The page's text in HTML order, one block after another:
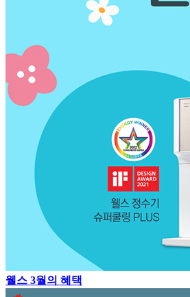
웰스 3월의 혜택